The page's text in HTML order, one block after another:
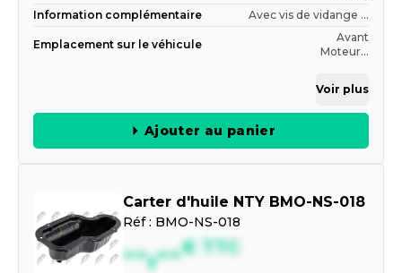
Information complémentaire
Avec vis de vidange ...
Emplacement sur le véhicule
Avant
Moteur...
Voir plus
Ajouter au panier
Carter d'huile NTY BMO-NS-018
Réf : BMO-NS-018
--,--€ TTC